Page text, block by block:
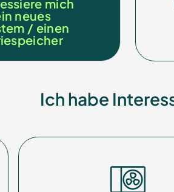
mich
neues
/ einen
Ich habe